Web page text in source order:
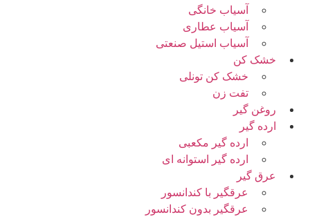
آسیاب خانگی
آسیاب عطاری
آسیاب استیل صنعتی
خشک کن
خشک کن تونلی
تفت زن
روغن گیر
ارده گیر
ارده گیر مکعبی
ارده گیر استوانه ای
عرق گیر
عرقگیر با کندانسور
عرقگیر بدون کندانسور